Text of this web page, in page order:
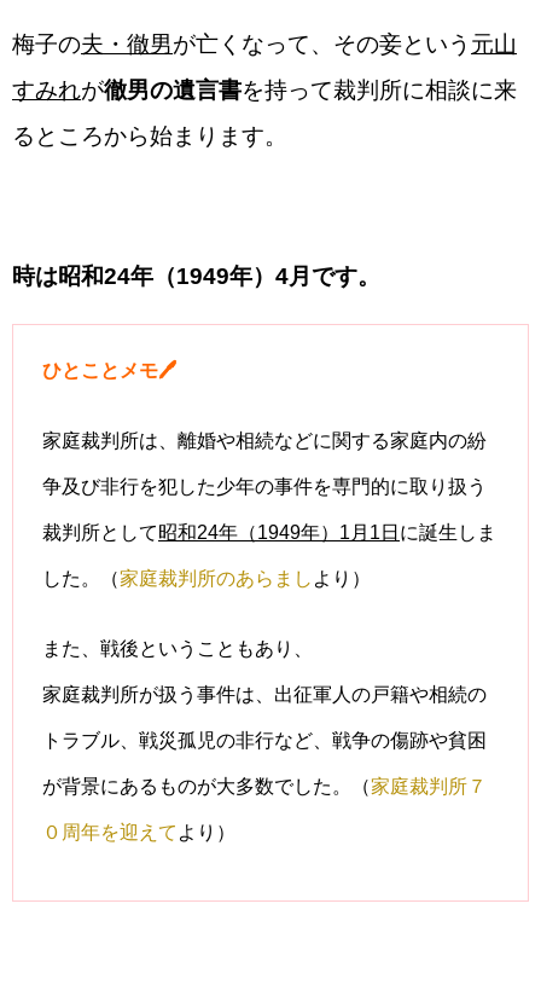
梅子の夫・徹男が亡くなって、その妾という 元山
すみれが徹男の遺言書を持って裁判所に相談に来
るところから始まります。
時は昭和24年（1949年）4月です。
ひとことメモ🖊
家庭裁判所は、離婚や相続などに関する家庭内の紛
争及び非行を犯した少年の事件を専門的に取り扱う
裁判所として昭和24年（1949年）1月1日 に誕生しま
した。（家庭裁判所のあらまし より）
また、戦後ということもあり、
家庭裁判所が扱う事件は、出征軍人の戸籍や相続の
トラブル、戦災孤児の非行など、戦争の傷跡や貧困
が背景にあるものが大多数でした。（家庭裁判所７
０周年を迎えて より）